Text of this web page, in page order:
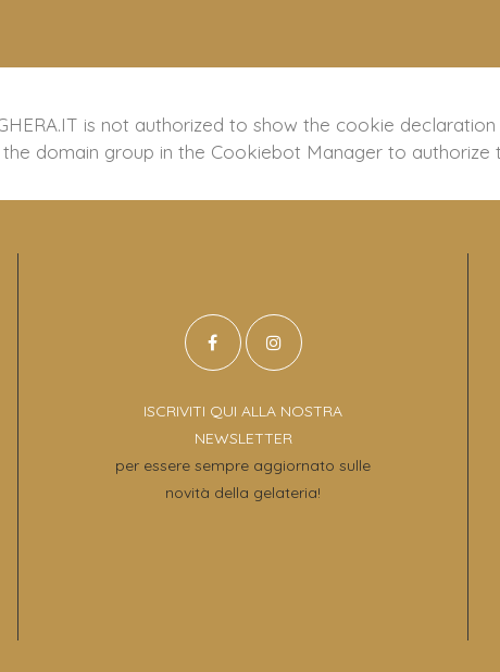
is not authorized to show the cookie
domain group in the Cookiebot Manager to authorize
ISCRIVITI QUI ALLA NOSTRA
NEWSLETTER
per essere sempre aggiornato sulle
novità della gelateria!